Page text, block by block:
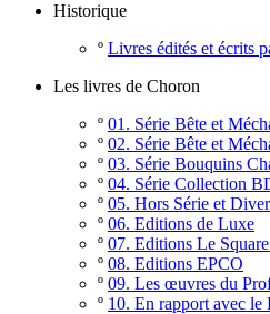
Historique
º Livres édités et écrits
Les livres de Choron
º 01. Série Bête et
º 02. Série Bête et
º 03. Série Bouquins
º 04. Série Collection
º 05. Hors Série et
º 06. Editions de Luxe
º 07. Editions Le
º 08. Editions EPCO
º 09. Les œuvres du
º 10. En rapport avec